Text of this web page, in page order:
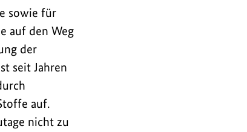
sowie für
auf den Weg
der
seit Jahren
auf.
nicht zu